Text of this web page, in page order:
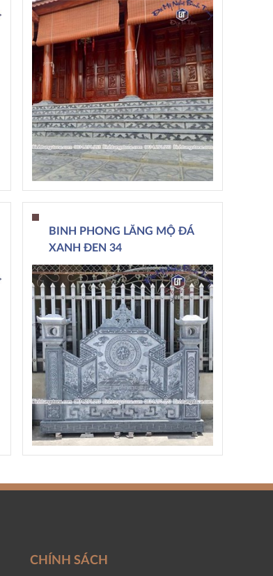
BINH PHONG LĂNG MỘ ĐÁ
XANH ĐEN 34
CHÍNH SÁCH